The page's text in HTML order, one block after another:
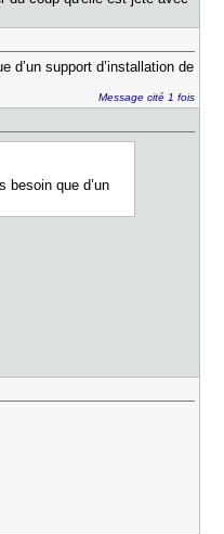
support d’installation de
Message cité 1 fois
que d’un